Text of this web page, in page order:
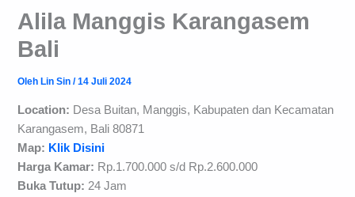
Alila Manggis Karangasem
Bali
Oleh Lin Sin/14 Juli 2024
Location: Desa Buitan, Manggis, Kabupaten dan Kecamatan
Karangasem, Bali 80871
Map: Klik Disini
Harga Kamar: Rp.1.700.000 s/d Rp.2.600.000
Buka Tutup: 24 Jam